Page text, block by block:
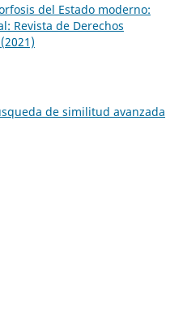
del Estado moderno:
Revista de Derechos
de similitud avanzada